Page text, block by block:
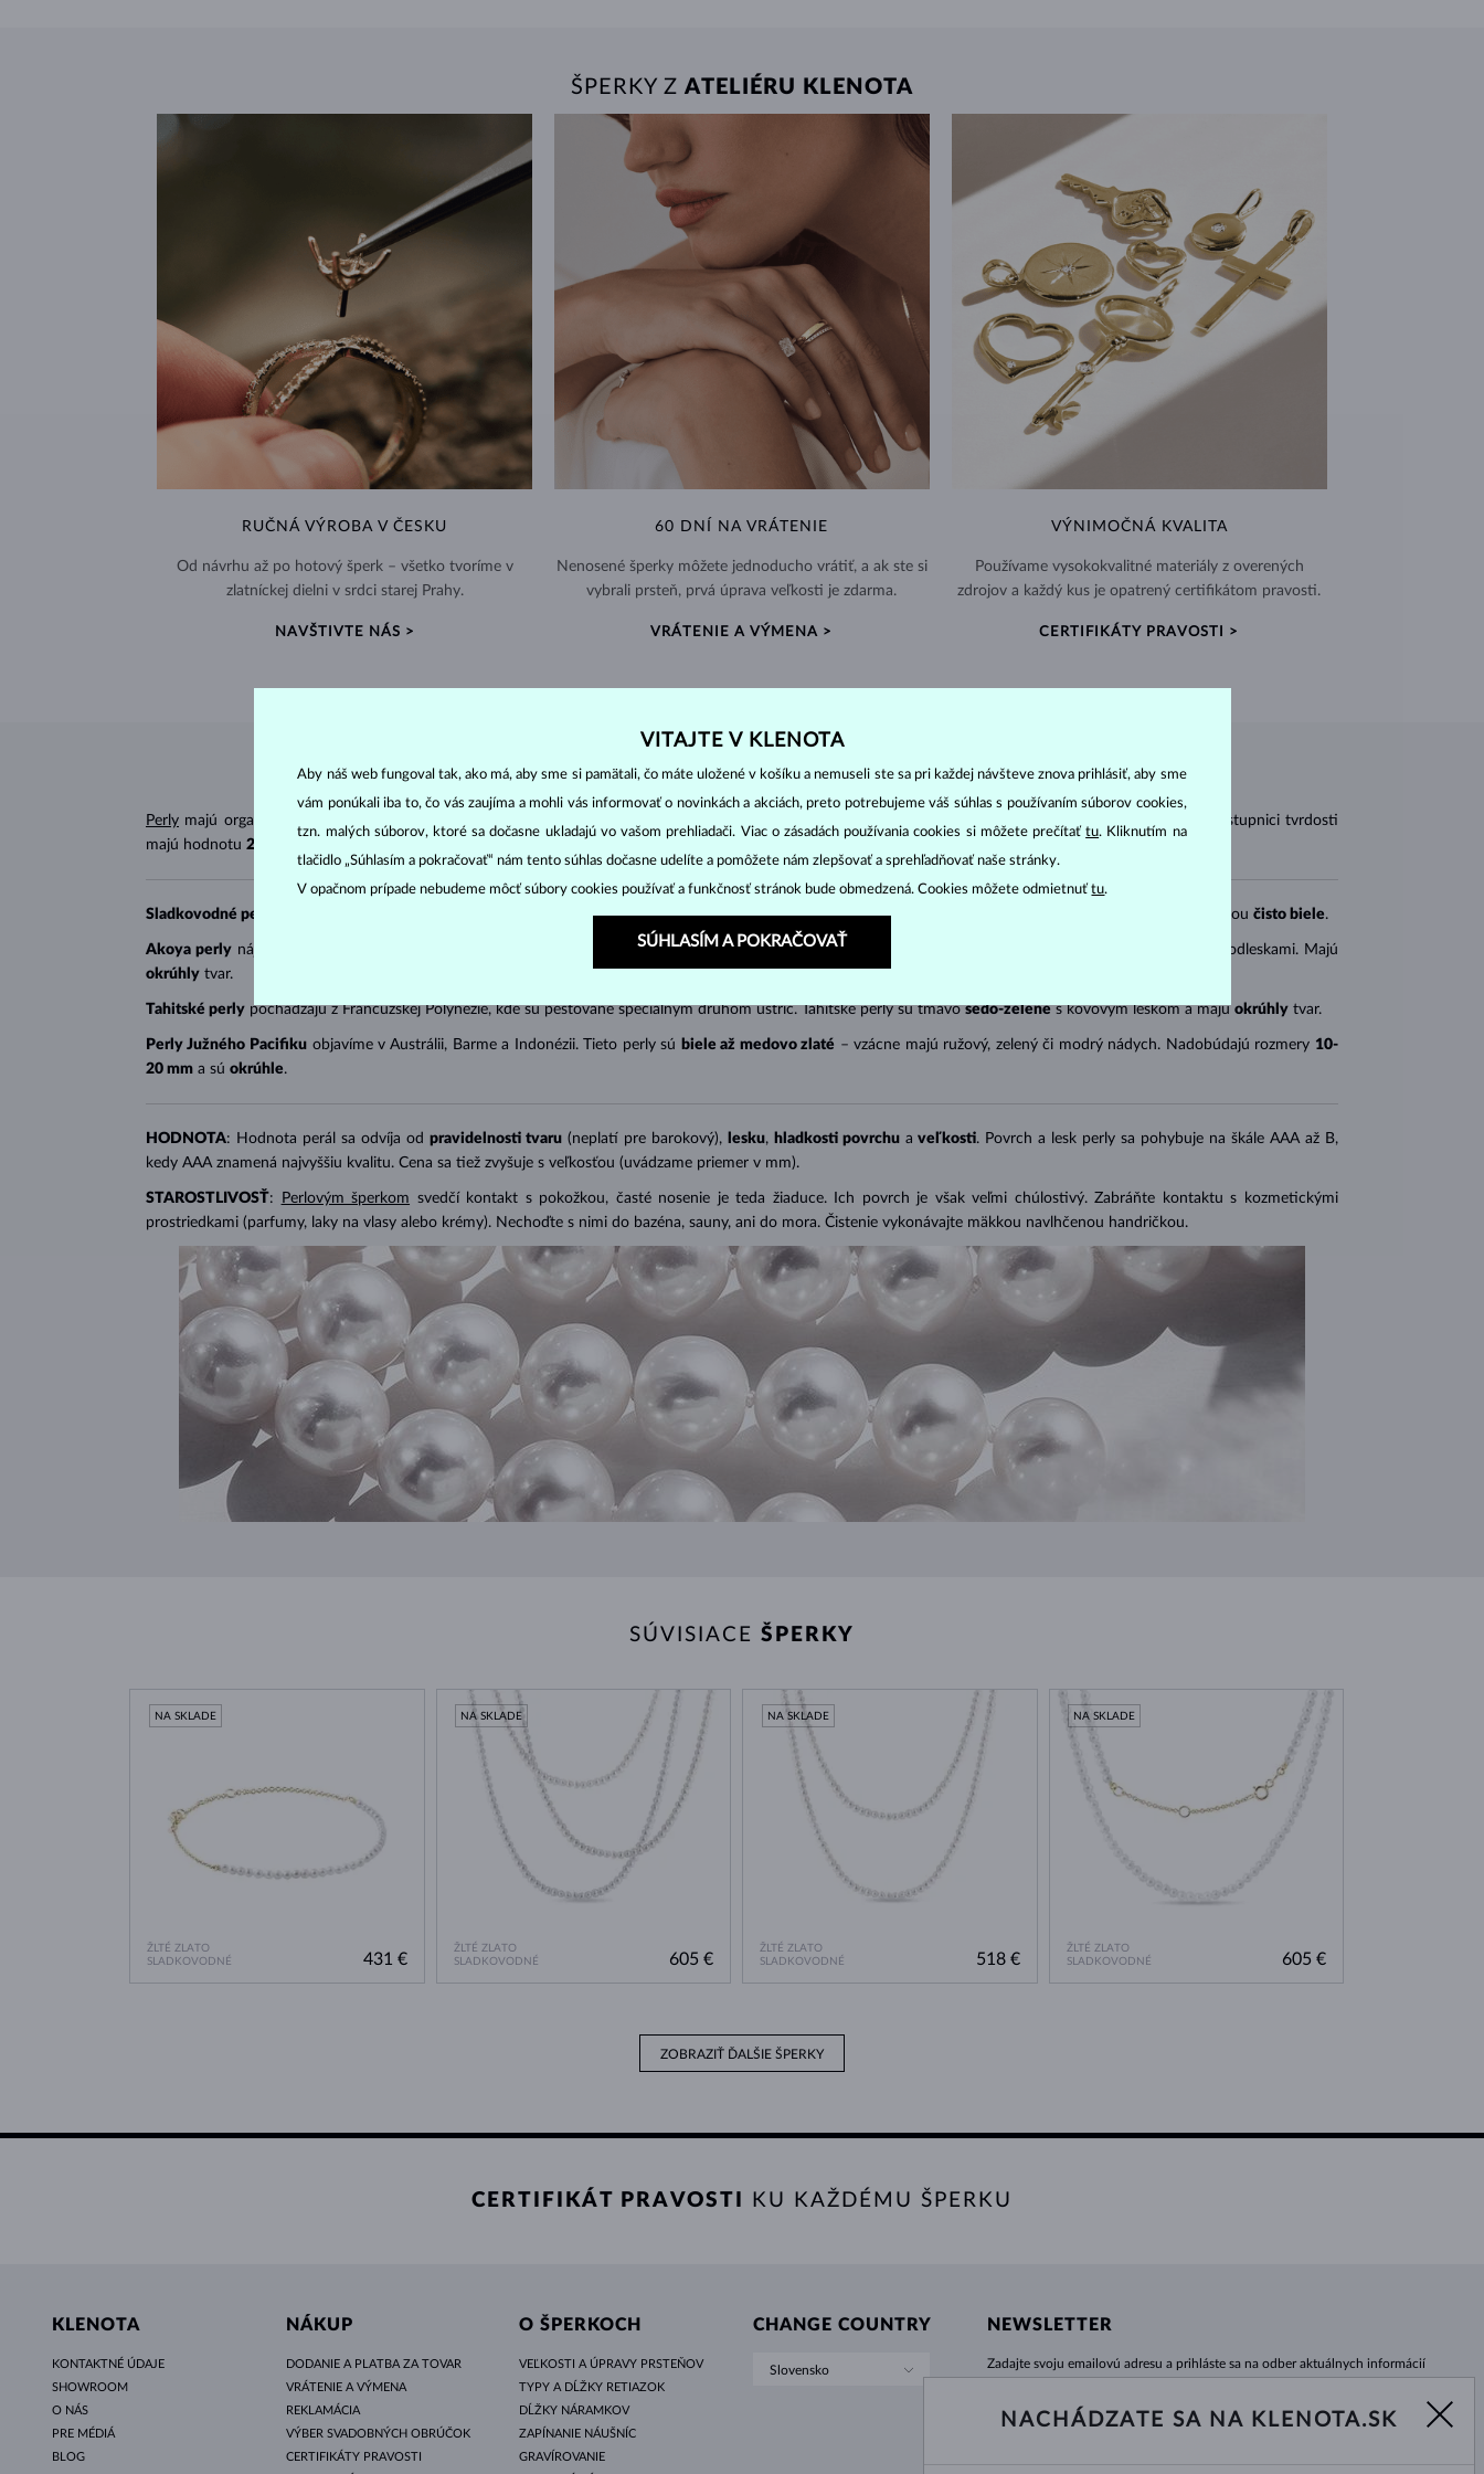
ŠPERKY Z ATELIÉRU KLENOTA
RUČNÁ VÝROBA V ČESKU
Od návrhu až po hotový šperk – všetko tvoríme v
zlatníckej dielni v srdci starej Prahy.
NAVŠTIVTE NÁS >
60 DNÍ NA VRÁTENIE
Nenosené šperky môžete jednoducho vrátiť, a ak ste si
vybrali prsteň, prvá úprava veľkosti je zdarma.
VRÁTENIE A VÝMENA >
VÝNIMOČNÁ KVALITA
Používame vysokokvalitné materiály z overených
zdrojov a každý kus je opatrený certifikátom pravosti.
CERTIFIKÁTY PRAVOSTI >
PERLOVÉ ŠPERKY
Perly majú organický pôvod, čím sa líšia od väčšiny ostatných drahokamov. Vznikajú vo vnútri lastúry morských i sladkovodných lastúrnikov. Na Mohsovej stupnici tvrdosti
majú hodnotu 2,5–4,5
Sladkovodné perly sú pestované v sladkovodných chovoch. Nadobúdajú rôzne veľkosti i rôzne tvary (okrúhle, oválne, barokové ). Sladkovodné perly sú väčšinou čisto biele.
Akoya perly nájdeme v Číne, Vietname či Japonsku. Môžu dosahovať veľkosť 5-9 mm v závislosti na teplote vody. Akoya perly bývajú
s teplými odleskami. Majú
okrúhly tvar.
Tahitské perly pochádzajú z Francúzskej Polynézie, kde sú pestované špeciálnym druhom ustríc. Tahitské perly sú tmavo šedo-zelené s kovovým leskom a majú okrúhly tvar.
Perly Južného Pacifiku objavíme v Austrálii, Barme a Indonézii. Tieto perly sú biele až medovo zlaté – vzácne majú ružový, zelený či modrý nádych. Nadobúdajú rozmery 10-
20 mm a sú okrúhle.
HODNOTA: Hodnota perál sa odvíja od pravidelnosti tvaru (neplatí pre barokový), lesku, hladkosti povrchu a veľkosti. Povrch a lesk perly sa pohybuje na škále AAA až B,
kedy AAA znamená najvyššiu kvalitu. Cena sa tiež zvyšuje s veľkosťou (uvádzame priemer v mm).
STAROSTLIVOSŤ: Perlovým šperkom svedčí kontakt s pokožkou, časté nosenie je teda žiaduce. Ich povrch je však veľmi chúlostivý. Zabráňte kontaktu s kozmetickými
prostriedkami (parfumy, laky na vlasy alebo krémy). Nechoďte s nimi do bazéna, sauny, ani do mora. Čistenie vykonávajte mäkkou navlhčenou handričkou.
SÚVISIACE ŠPERKY
ŽLTÉ ZLATO
SLADKOVODNÉ
NA SKLADE
431 €
ŽLTÉ ZLATO
SLADKOVODNÉ
NA SKLADE
605 €
ŽLTÉ ZLATO
SLADKOVODNÉ
NA SKLADE
518 €
ŽLTÉ ZLATO
SLADKOVODNÉ
NA SKLADE
605 €
ZOBRAZIŤ ĎALŠIE ŠPERKY
CERTIFIKÁT PRAVOSTI KU KAŽDÉMU ŠPERKU
KLENOTA
KONTAKTNÉ ÚDAJE
SHOWROOM
O NÁS
PRE MÉDIÁ
BLOG
NÁKUP
DODANIE A PLATBA ZA TOVAR
VRÁTENIE A VÝMENA
REKLAMÁCIA
VÝBER SVADOBNÝCH OBRÚČOK
CERTIFIKÁTY PRAVOSTI
O ŠPERKOCH
VEĽKOSTI A ÚPRAVY PRSTEŇOV
TYPY A DĹŽKY RETIAZOK
DĹŽKY NÁRAMKOV
ZAPÍNANIE NÁUŠNÍC
GRAVÍROVANIE
CHANGE COUNTRY
Slovensko
NEWSLETTER
Zadajte svoju emailovú adresu a prihláste sa na odber aktuálnych informácií
Žiadna novinka, akcia či zľava Vám už neunikne!
VITAJTE V KLENOTA
Aby náš web fungoval tak, ako má, aby sme si pamätali, čo máte uložené v košíku a nemuseli ste sa pri každej návšteve znova prihlásiť, aby sme
vám ponúkali iba to, čo vás zaujíma a mohli vás informovať o novinkách a akciách, preto potrebujeme váš súhlas s používaním súborov cookies,
tzn. malých súborov, ktoré sa dočasne ukladajú vo vašom prehliadači. Viac o zásadách používania cookies si môžete prečítaťtu. Kliknutím na
tlačidlo „Súhlasím a pokračovať“ nám tento súhlas dočasne udelíte a pomôžete nám zlepšovať a sprehľadňovať naše stránky.
V opačnom prípade nebudeme môcť súbory cookies používať a funkčnosť stránok bude obmedzená. Cookies môžete odmietnuťtu.
SÚHLASÍM A POKRAČOVAŤ
NACHÁDZATE SA NA KLENOTA.SK